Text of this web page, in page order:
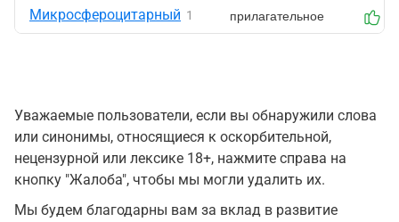
Микросфероцитарный 1 прилагательное
Уважаемые пользователи, если вы обнаружили слова
или синонимы, относящиеся к оскорбительной,
нецензурной или лексике 18+, нажмите справа на
кнопку "Жалоба", чтобы мы могли удалить их.
Мы будем благодарны вам за вклад в развитие